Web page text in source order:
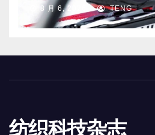
8 月 6, 2026 TENG
纺织科技杂志